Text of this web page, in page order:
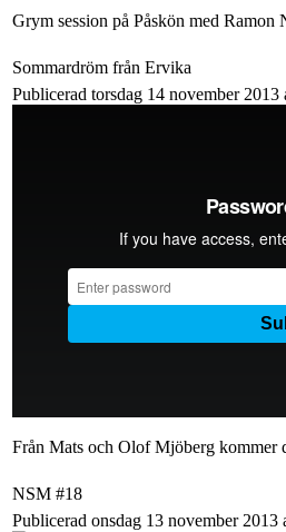
Grym session på Påskön med
Sommardröm från Ervika
Publicerad torsdag 14 november 2013
Från Mats och Olof Mjöberg kommer
NSM #18
Publicerad onsdag 13 november 2013